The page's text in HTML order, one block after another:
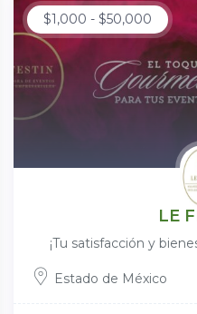
$1,000 - $50,000
LE
¡Tu satisfacción y
Estado de México